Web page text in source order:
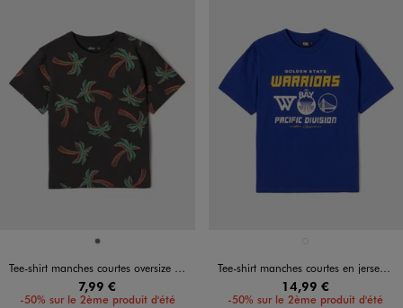
Disponible en 1 coloris
GRIS FONCE
Tee-shirt manches courtes oversize à motifs palmiers garçon
7,99 €
-50% sur le 2ème produit d'été
Tee-shirt manches courtes en jersey imprimé devant et dos Golden State Warriors garçon - NBA
14,99 €
-50% sur le 2ème produit d'été